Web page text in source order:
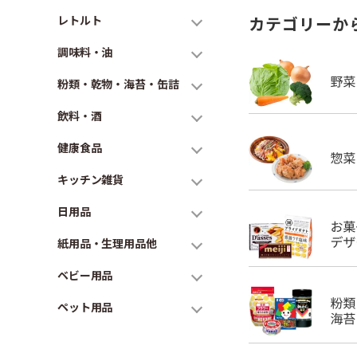
レトルト
調味料・油
粉類・乾物・海苔・缶詰
飲料・酒
健康食品
キッチン雑貨
日用品
紙用品・生理用品他
ベビー用品
ペット用品
カテゴリーか